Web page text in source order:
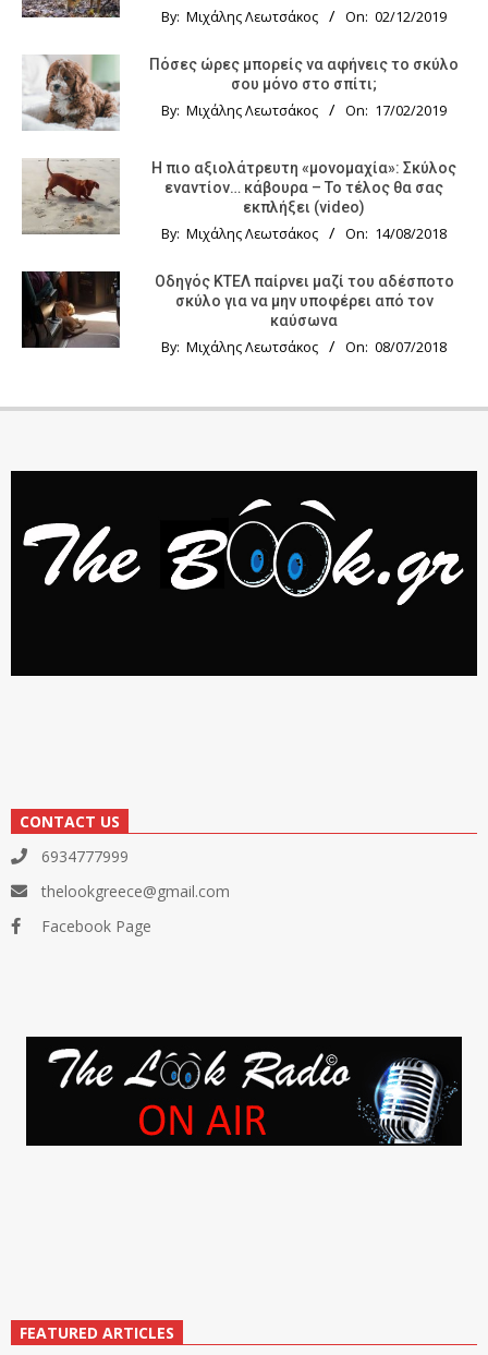
By: Μιχάλης Λεωτσάκος On: 02/12/2019
Πόσες ώρες μπορείς να αφήνεις το σκύλο
σου μόνο στο σπίτι;
By: Μιχάλης Λεωτσάκος On: 17/02/2019
Η πιο αξιολάτρευτη «μονομαχία»: Σκύλος
εναντίον… κάβουρα – Το τέλος θα σας
εκπλήξει (video)
By: Μιχάλης Λεωτσάκος On: 14/08/2018
Οδηγός KTΕΛ παίρνει μαζί του αδέσποτο
σκύλο για να μην υποφέρει από τον
καύσωνα
By: Μιχάλης Λεωτσάκος On: 08/07/2018
CONTACT US
6934777999
thelookgreece@gmail.com
Facebook Page
FEATURED ARTICLES